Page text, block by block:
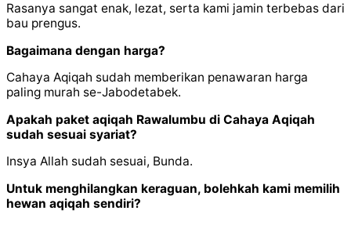
Rasanya sangat enak, lezat, serta kami jamin terbebas dari
bau prengus.
Bagaimana dengan harga?
Cahaya Aqiqah sudah memberikan penawaran harga
paling murah se-Jabodetabek.
Apakah paket aqiqah Rawalumbu di Cahaya Aqiqah
sudah sesuai syariat?
Insya Allah sudah sesuai, Bunda.
Untuk menghilangkan keraguan, bolehkah kami memilih
hewan aqiqah sendiri?